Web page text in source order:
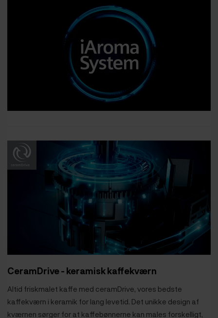
CeramDrive - keramisk kaffekværn
Altid friskmalet kaffe med ceramDrive, vores bedste
kaffekværn i keramik for lang levetid. Det unikke design af
kværnen sørger for at kaffebønnerne kan males forskelligt,